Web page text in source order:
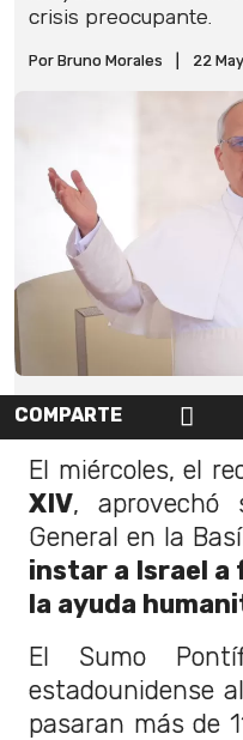
crisis preocupante.
Por Bruno Morales 22
COMPARTE
El miércoles, el
XIV, aprovechó
General en la
instar a Israel a
la ayuda
El Sumo
estadounidense
pasaran más de